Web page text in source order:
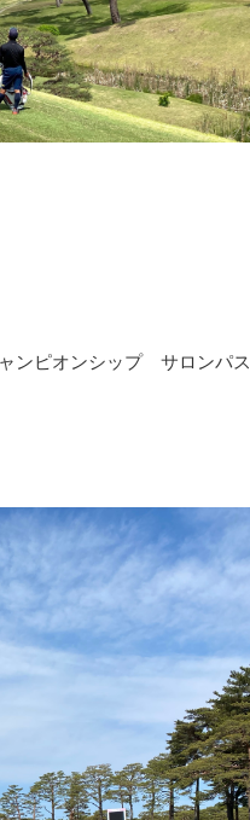
ンピオンシップ サロンパス